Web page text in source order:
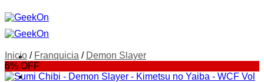
FIGURAS
Inicio / Franquicia / Demon Slayer
6% OFF